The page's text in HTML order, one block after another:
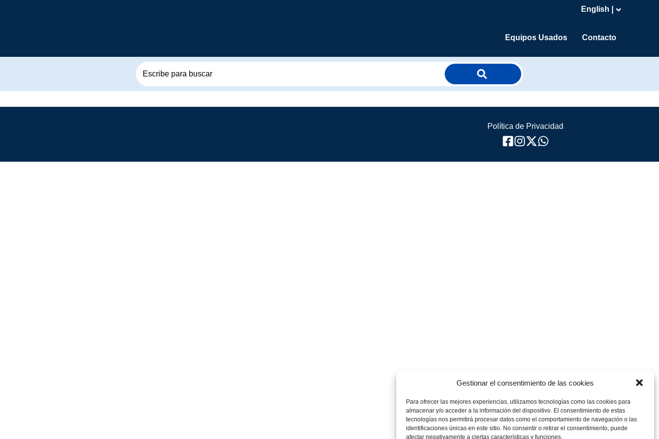
Gestionar el consentimiento de las cookies
Para ofrecer las mejores experiencias, utilizamos tecnologías como las cookies para
almacenar y/o acceder a la información del dispositivo. El consentimiento de estas
tecnologías nos permitirá procesar datos como el comportamiento de navegación o las
identificaciones únicas en este sitio. No consentir o retirar el consentimiento, puede
afectar negativamente a ciertas características y funciones.
English |
Equipos Usados Contacto
Política de Privacidad